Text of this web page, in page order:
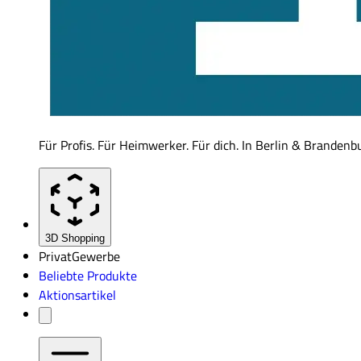
Für Profis. Für Heimwerker. Für dich. In Berlin &
3D Shopping
PrivatGewerbe
Beliebte Produkte
Aktionsartikel